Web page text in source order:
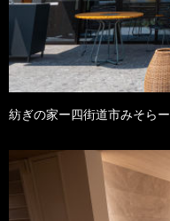
紡ぎの家ー四街道市みそらー